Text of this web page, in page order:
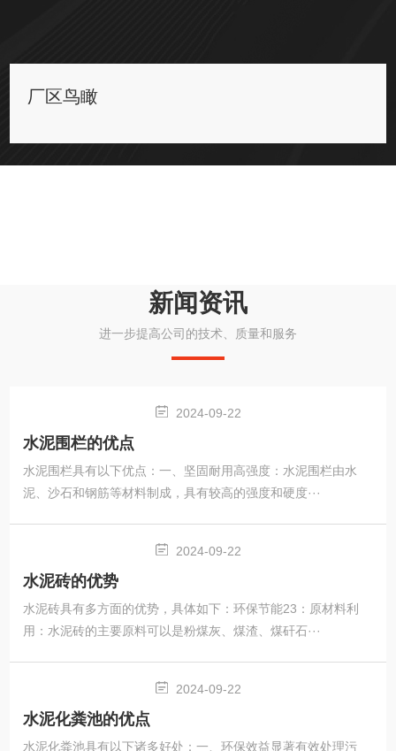
厂区鸟瞰
新闻资讯
进一步提高公司的技术、质量和服务
2024-09-22
水泥围栏的优点
水泥围栏具有以下优点：一、坚固耐用高强度：水泥围栏由水
泥、沙石和钢筋等材料制成，具有较高的强度和硬度···
2024-09-22
水泥砖的优势
水泥砖具有多方面的优势，具体如下：环保节能23：原材料利
用：水泥砖的主要原料可以是粉煤灰、煤渣、煤矸石···
2024-09-22
水泥化粪池的优点
水泥化粪池具有以下诸多好处：一、环保效益显著有效处理污